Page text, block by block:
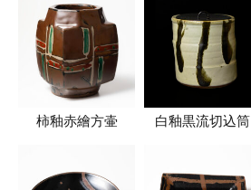
柿釉赤繪方壷 白釉黒流切込筒